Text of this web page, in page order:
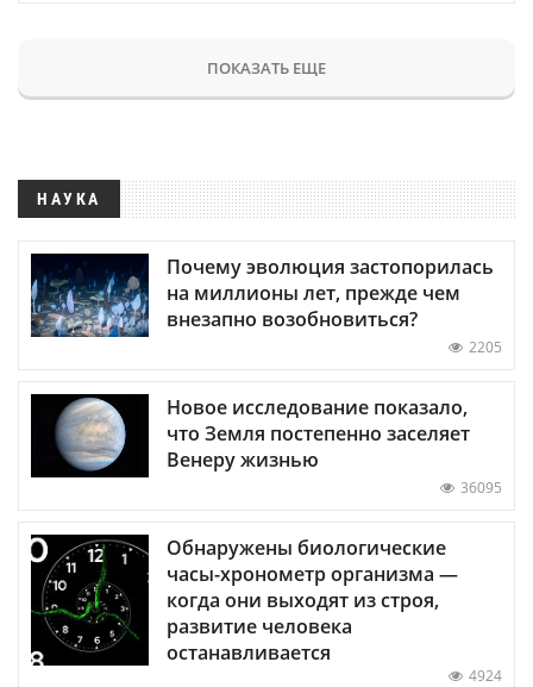
ПОКАЗАТЬ ЕЩЕ
НАУКА
Почему эволюция застопорилась
на миллионы лет, прежде чем
внезапно возобновиться?
2205
Новое исследование показало,
что Земля постепенно заселяет
Венеру жизнью
36095
Обнаружены биологические
часы-хронометр организма —
когда они выходят из строя,
развитие человека
останавливается
4924